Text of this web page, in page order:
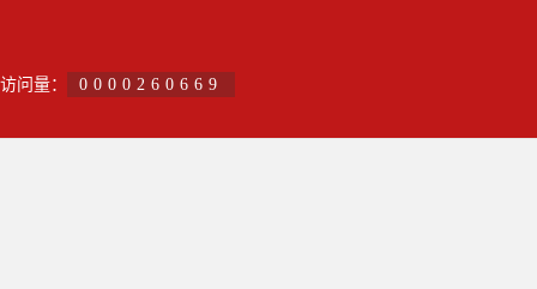
访问量： 0000260669